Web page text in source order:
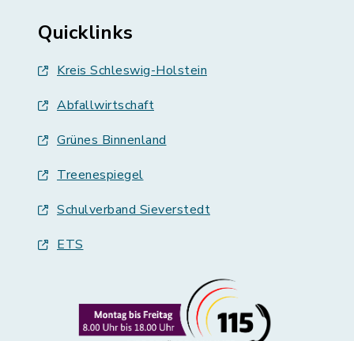
Quicklinks
Kreis Schleswig-Holstein
Abfallwirtschaft
Grünes Binnenland
Treenespiegel
Schulverband Sieverstedt
ETS